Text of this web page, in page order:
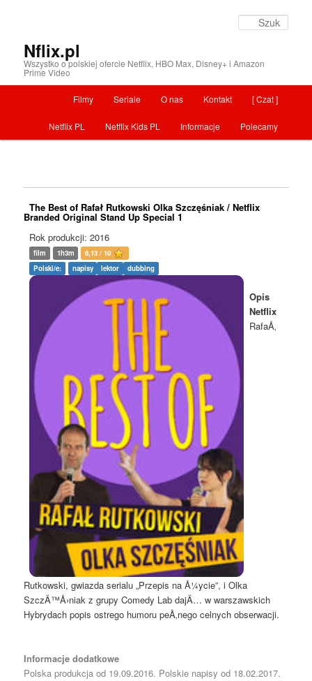
Nflix.pl
Wszystko o polskiej ofercie Netflix, HBO Max, Disney+ i Amazon
Prime Video
Menu główne
Przeskocz do tekstu [ Czat ]
Kontakt
O nas
Seriale
Filmy
Polecamy
Informacje
Netflix Kids PL
Netflix PL
The Best of Rafał Rutkowski Olka Szczęśniak / Netflix
Branded Original Stand Up Special 1
Rok produkcji: 2016
film 1h3m
6,13 / 10
Polski/e:
napisy lektor dubbing
Opis
Netflix
RafaÅ‚
Rutkowski, gwiazda serialu „Przepis na Å¼ycie”, i Olka
SzczÄ™Å›niak z grupy Comedy Lab dajÄ… w warszawskich
Hybrydach popis ostrego humoru peÅ‚nego celnych obserwacji.
Informacje dodatkowe
Polska produkcja od 19.09.2016. Polskie napisy od 18.02.2017.